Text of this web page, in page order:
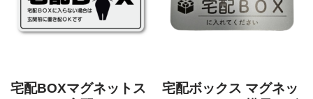
宅配BOXマグネットス
宅配ボックス マグネッ